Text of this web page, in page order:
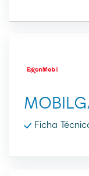
Ficha